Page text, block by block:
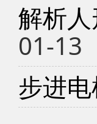
解析
01-13
步进